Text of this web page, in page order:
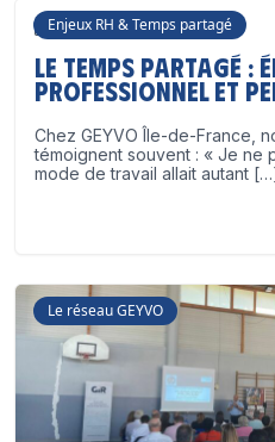
Enjeux RH & Temps partagé
17 juillet 2025 Geyvo
Le temps partagé :
professionnel ET
Chez GEYVO Île-de-France,
témoignent souvent : « Je ne
mode de travail allait autant
Le réseau GEYVO